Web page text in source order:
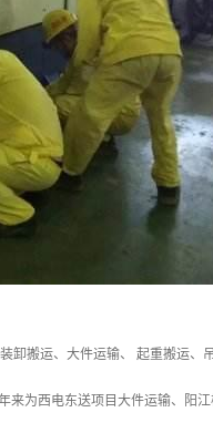
卸搬运、大件运输、 起重搬运、
来为西电东送项目大件运输、阳